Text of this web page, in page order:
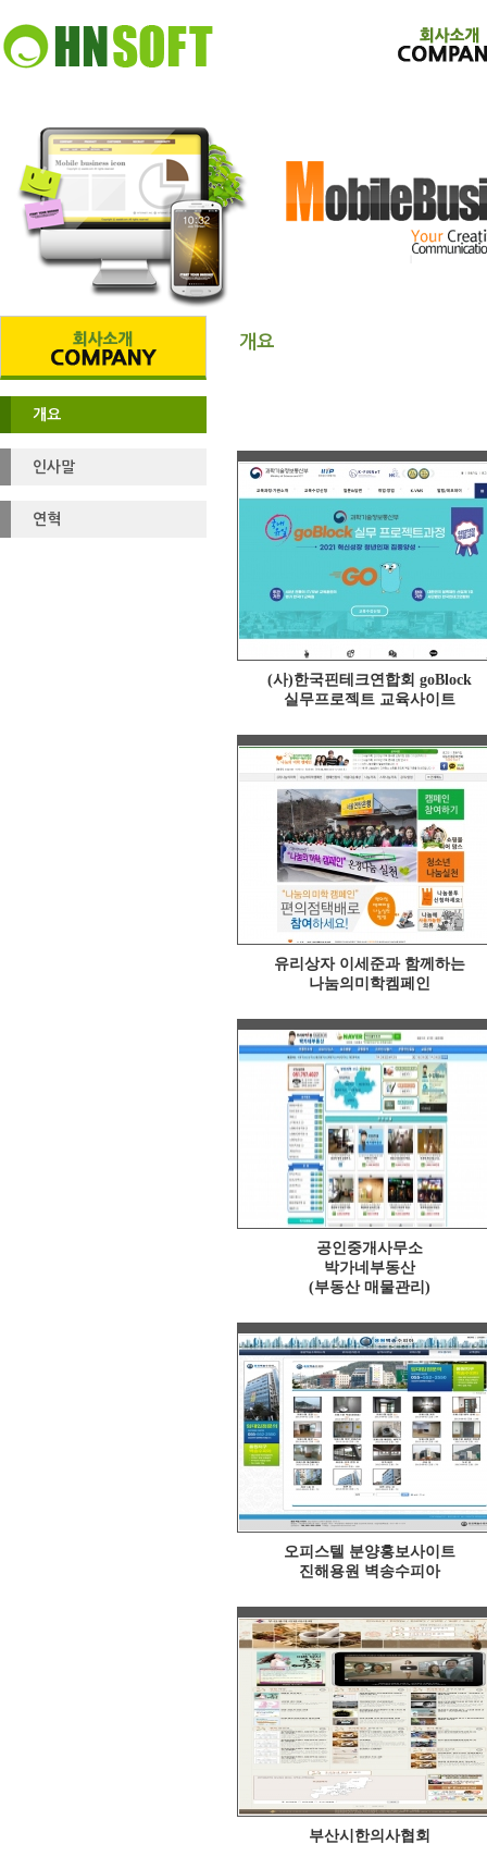
개요
인사말
연혁
개요
(사)한국핀테크연합회 goBlock
실무프로젝트 교육사이트
유리상자 이세준과 함께하는
나눔의미학켐페인
공인중개사무소
박가네부동산
(부동산 매물관리)
오피스텔 분양홍보사이트
진해용원 벽송수피아
부산시한의사협회